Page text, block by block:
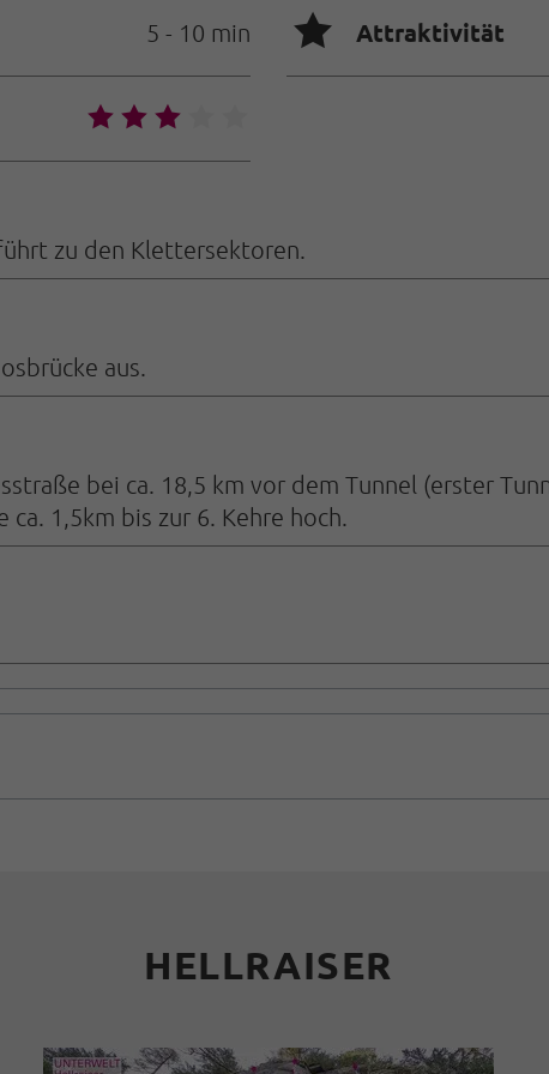
5 - 10 min 🞙 Attraktivität
🞙🞙🞙
zu den Klettersektoren.
aus.
bei ca. 18,5 km vor dem Tunnel (erster
1,5km bis zur 6. Kehre hoch.
HELLRAISER